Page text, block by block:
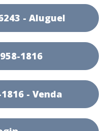
- Aluguel
1816
- Venda